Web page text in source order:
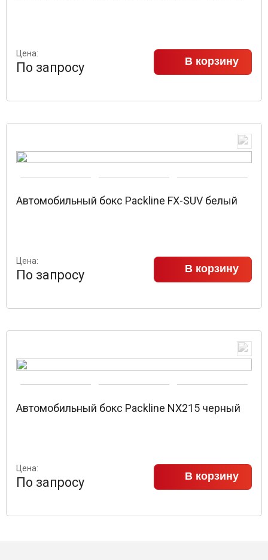
Цена:
По запросу В корзину
Автомобильный бокс Packline FX-SUV белый
Цена:
По запросу В корзину
Автомобильный бокс Packline NX215 черный
Цена:
По запросу В корзину